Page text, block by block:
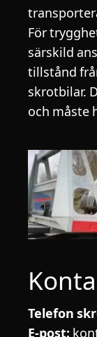
För
särskild
tillstånd
skrotbilar.
och måste
Telefon
E-post: